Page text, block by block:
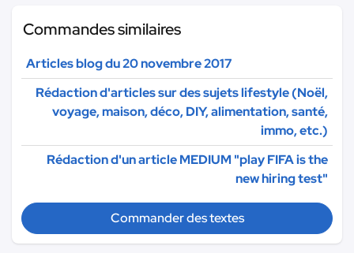
Commandes similaires
Articles blog du 20 novembre 2017
Rédaction d'articles sur des sujets lifestyle (Noël,
voyage, maison, déco, DIY, alimentation, santé,
immo, etc.)
Rédaction d'un article MEDIUM "play FIFA is the
new hiring test"
Commander des textes